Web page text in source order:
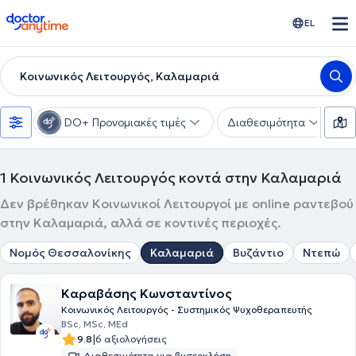
doctoranytime EL
Κοινωνικός Λειτουργός, Καλαμαριά
DO+ Προνομιακές τιμές Διαθεσιμότητα
1 Κοινωνικός Λειτουργός κοντά στην Καλαμαριά
Δεν βρέθηκαν Κοινωνικοί Λειτουργοί με online ραντεβού
στην Καλαμαριά, αλλά σε κοντινές περιοχές.
Νομός Θεσσαλονίκης Καλαμαριά Βυζάντιο Ντεπώ
Καραβάσης Κωνσταντίνος
Κοινωνικός Λειτουργός - Συστημικός Ψυχοθεραπευτής
BSc, MSc, MEd
9.8|6 αξιολογήσεις